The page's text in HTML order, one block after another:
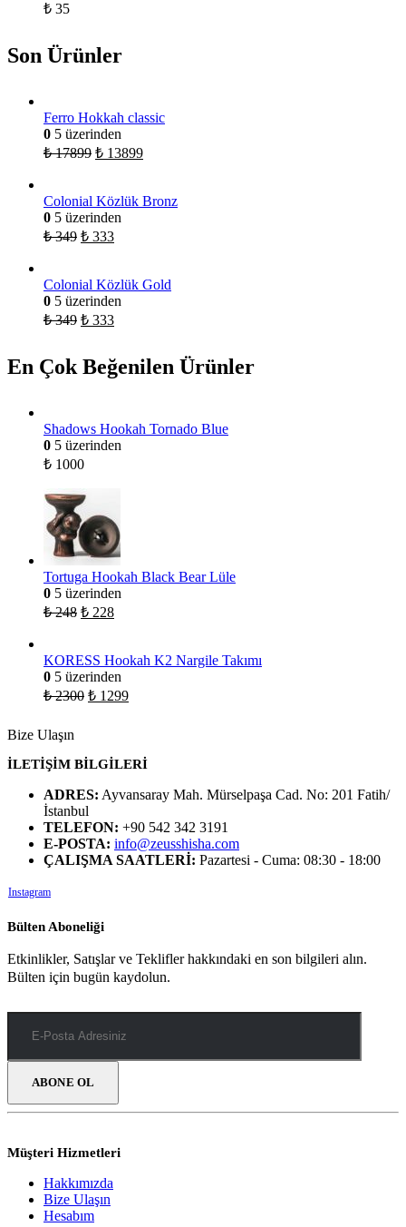
₺ 35
Son Ürünler
Ferro Hokkah classic
0 5 üzerinden
₺17899 ₺ 13899
Colonial Közlük Bronz
0 5 üzerinden
₺349 ₺ 333
Colonial Közlük Gold
0 5 üzerinden
₺349 ₺ 333
En Çok Beğenilen Ürünler
Shadows Hookah Tornado Blue
0 5 üzerinden
₺ 1000
Tortuga Hookah Black Bear Lüle
0 5 üzerinden
₺248 ₺ 228
KORESS Hookah K2 Nargile Takımı
0 5 üzerinden
₺2300 ₺ 1299
Bize Ulaşın
İLETİŞİM BİLGİLERİ
ADRES: Ayvansaray Mah. Mürselpaşa Cad. No: 201 Fatih/
İstanbul
TELEFON: +90 542 342 3191
E-POSTA: info@zeusshisha.com
ÇALIŞMA SAATLERİ: Pazartesi - Cuma: 08:30 - 18:00
Instagram
Bülten Aboneliği
Etkinlikler, Satışlar ve Teklifler hakkındaki en son bilgileri alın.
Bülten için bugün kaydolun.
Müşteri Hizmetleri
Hakkımızda
Bize Ulaşın
Hesabım